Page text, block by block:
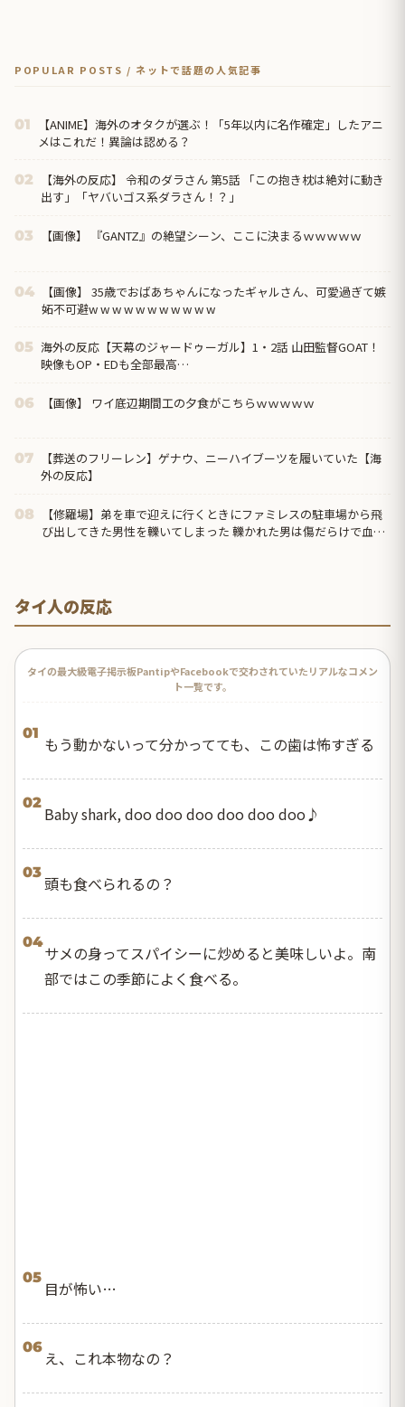
POPULAR POSTS / ネットで話題の人気記事
01
【ANIME】海外のオタクが選ぶ！「5年以内に名作確定」したアニ
メはこれだ！異論は認める？
02
【海外の反応】 令和のダラさん 第5話 「この抱き枕は絶対に動き
出す」「ヤバいゴス系ダラさん！？」
03 【画像】 『GANTZ』の絶望シーン、ここに決まるｗｗｗｗｗ
04
【画像】 35歳でおばあちゃんになったギャルさん、可愛過ぎて嫉
妬不可避w w w w w w w w w w w
05 海外の反応【天幕のジャードゥーガル】1・2話 山田監督GOAT！
映像もOP・EDも全部最高…
06 【画像】 ワイ底辺期間工の夕食がこちらｗｗｗｗｗ
07
【葬送のフリーレン】ゲナウ、ニーハイブーツを履いていた【海
外の反応】
08
【修羅場】弟を車で迎えに行くときにファミレスの駐車場から飛
び出してきた男性を轢いてしまった 轢かれた男は傷だらけで血ま
タイ人の反応
タイの最大級電子掲示板PantipやFacebookで交わされていたリアルなコメン
ト一覧です。
01
もう動かないって分かってても、この歯は怖すぎる
02
Baby shark, doo doo doo doo doo doo♪
03
頭も食べられるの？
04
サメの身ってスパイシーに炒めると美味しいよ。南
部ではこの季節によく食べる。
05
目が怖い…
06
え、これ本物なの？